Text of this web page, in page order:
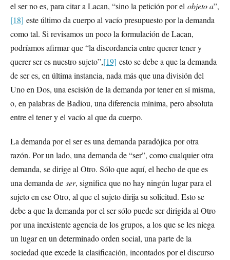
el ser no es, para citar a Lacan, “sino la petición por el objeto a”,
[18] este último da cuerpo al vacío presupuesto por la demanda
como tal. Si revisamos un poco la formulación de Lacan,
podríamos afirmar que “la discordancia entre querer tener y
querer ser es nuestro sujeto”,[19] esto se debe a que la demanda
de ser es, en última instancia, nada más que una división del
Uno en Dos, una escisión de la demanda por tener en sí misma,
o, en palabras de Badiou, una diferencia mínima, pero absoluta
entre el tener y el vacío al que da cuerpo.
La demanda por el ser es una demanda paradójica por otra
razón. Por un lado, una demanda de “ser”, como cualquier otra
demanda, se dirige al Otro. Sólo que aquí, el hecho de que es
una demanda de ser, significa que no hay ningún lugar para el
sujeto en ese Otro, al que el sujeto dirija su solicitud. Esto se
debe a que la demanda por el ser sólo puede ser dirigida al Otro
por una inexistente agencia de los grupos, a los que se les niega
un lugar en un determinado orden social, una parte de la
sociedad que excede la clasificación, incontados por el discurso